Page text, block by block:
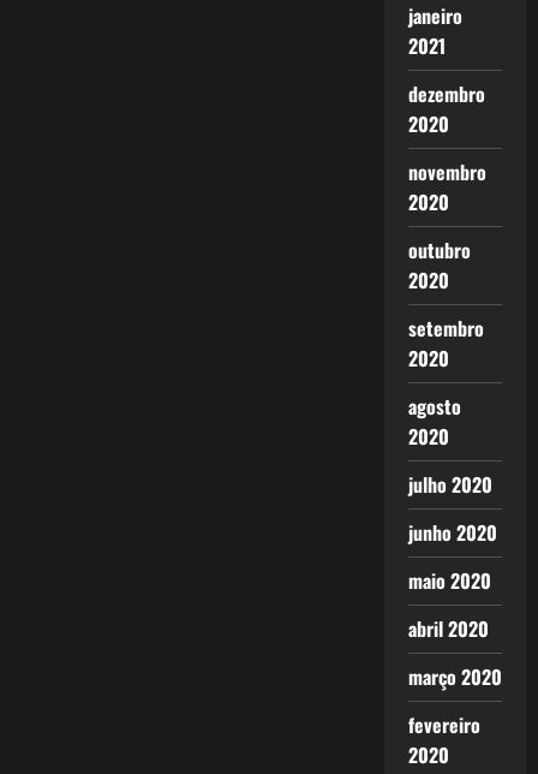
janeiro
2021
dezembro
2020
novembro
2020
outubro
2020
setembro
2020
agosto
2020
julho 2020
junho 2020
maio 2020
abril 2020
março 2020
fevereiro
2020